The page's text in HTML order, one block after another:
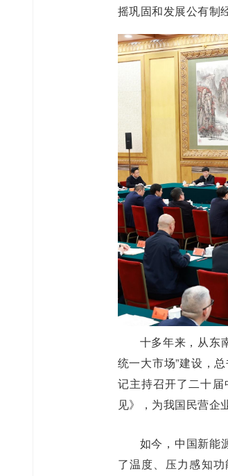
摇巩固和发展公有制
十多年来，从东
统一大市场”建设，
记主持召开了二十
见》，为我国民营企
如今，中国新能
了温度、压力感知